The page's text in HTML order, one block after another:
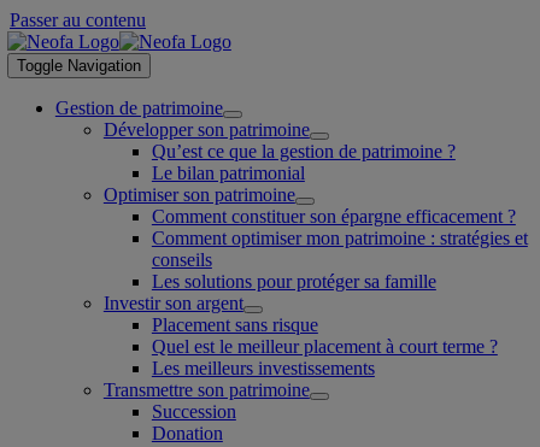
Passer au contenu
Toggle Navigation
Gestion de patrimoine
Développer son patrimoine
Qu’est ce que la gestion de patrimoine ?
Le bilan patrimonial
Optimiser son patrimoine
Comment constituer son épargne efficacement ?
Comment optimiser mon patrimoine : stratégies et
conseils
Les solutions pour protéger sa famille
Investir son argent
Placement sans risque
Quel est le meilleur placement à court terme ?
Les meilleurs investissements
Transmettre son patrimoine
Succession
Donation